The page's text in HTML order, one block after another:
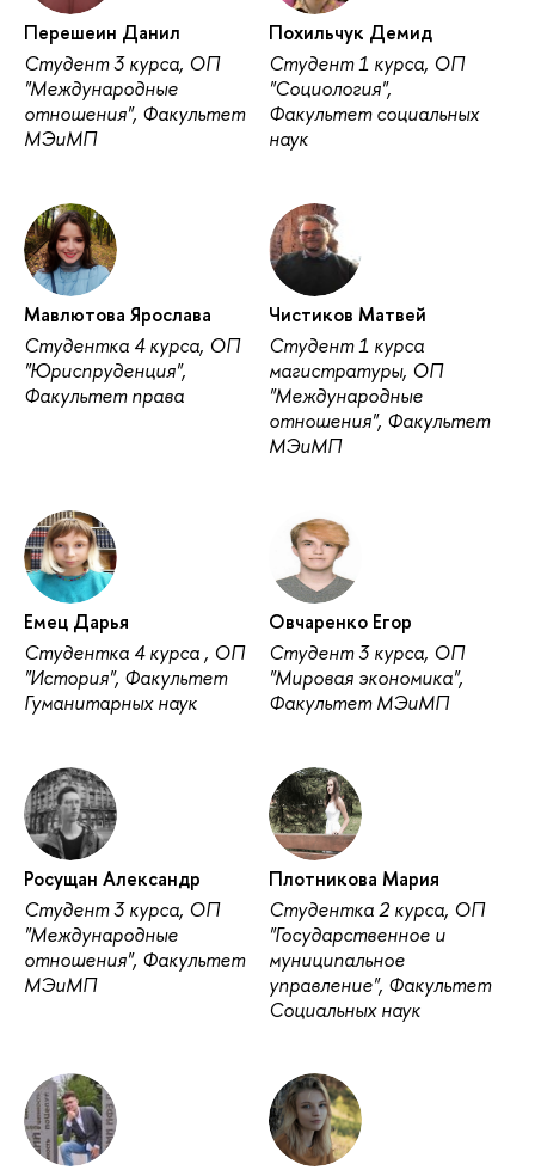
Перешеин Данил
Студент 3 курса, ОП
"Международные
отношения", Факультет
МЭиМП
Похильчук Демид
Студент 1 курса, ОП
"Социология",
Факультет социальных
наук
Мавлютова Ярослава
Студентка 4 курса, ОП
"Юриспруденция",
Факультет права
Чистиков Матвей
Студент 1 курса
магистратуры, ОП
"Международные
отношения", Факультет
МЭиМП
Емец Дарья
Студентка 4 курса , ОП
"История", Факультет
Гуманитарных наук
Овчаренко Егор
Студент 3 курса, ОП
"Мировая экономика",
Факультет МЭиМП
Росущан Александр
Студент 3 курса, ОП
"Международные
отношения", Факультет
МЭиМП
Плотникова Мария
Студентка 2 курса, ОП
"Государственное и
муниципальное
управление", Факультет
Социальных наук